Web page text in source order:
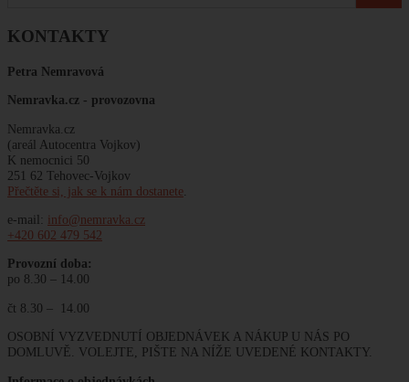
KONTAKTY
Petra Nemravová
Nemravka.cz - provozovna
Nemravka.cz
(areál Autocentra Vojkov)
K nemocnici 50
251 62 Tehovec-Vojkov
Přečtěte si, jak se k nám dostanete
e-mail: info@nemravka.cz
+420 602 479 542
Provozní doba:
po 8.30 – 14.00
čt 8.30 – 14.00
OSOBNÍ VYZVEDNUTÍ OBJEDNÁVEK A NÁKUP U NÁS PO
DOMLUVĚ. VOLEJTE, PIŠTE NA NÍŽE UVEDENÉ KONTAKTY.